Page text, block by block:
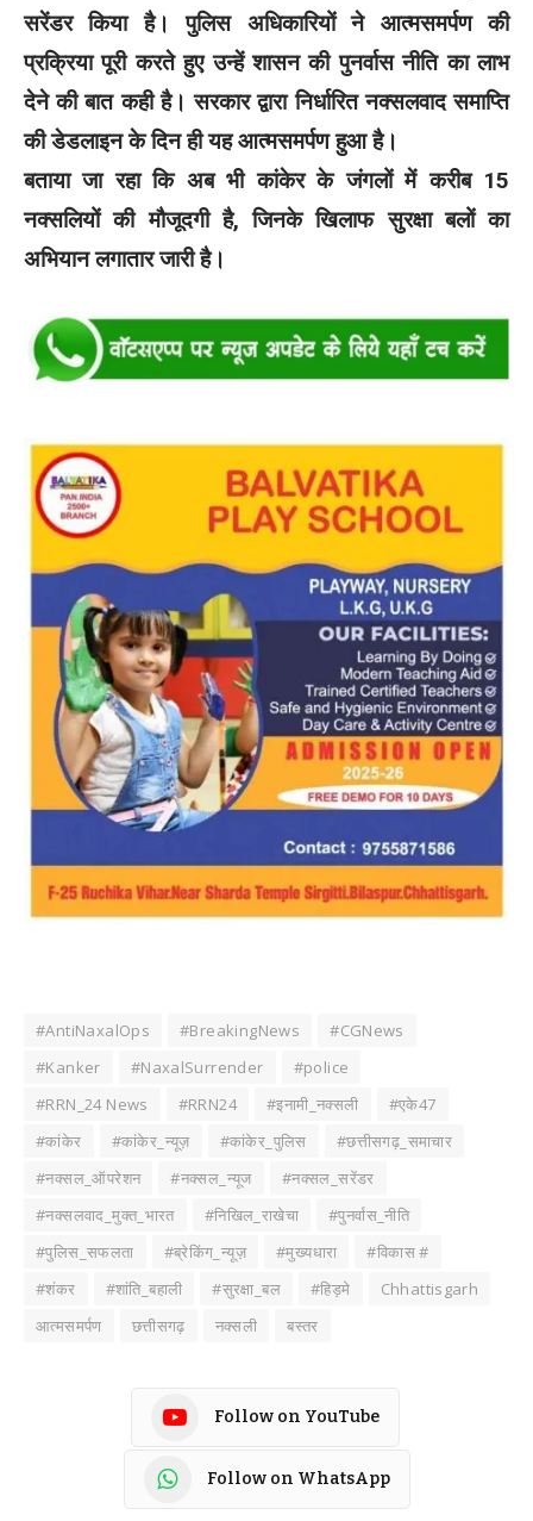
सरेंडर किया है। पुलिस अधिकारियों ने आत्मसमर्पण की
प्रक्रिया पूरी करते हुए उन्हें शासन की पुनर्वास नीति का लाभ
देने की बात कही है। सरकार द्वारा निर्धारित नक्सलवाद समाप्ति
की डेडलाइन के दिन ही यह आत्मसमर्पण हुआ है।
बताया जा रहा कि अब भी कांकेर के जंगलों में करीब 15
नक्सलियों की मौजूदगी है, जिनके खिलाफ सुरक्षा बलों का
अभियान लगातार जारी है।
#AntiNaxalOps #BreakingNews
#CGNews
#Kanker
#NaxalSurrender
#police
#RRN_24 News
#RRN24 #इनामी_नक्सली
#एके47
#कांकेर
#कांकेर_न्यूज़ #कांकेर_पुलिस
#छत्तीसगढ़_समाचार
#नक्सल_ऑपरेशन
#नक्सल_न्यूज
#नक्सल_सरेंडर
#नक्सलवाद_मुक्त_भारत
#निखिल_राखेचा
#पुनर्वास_नीति
#पुलिस_सफलता
#ब्रेकिंग_न्यूज़ #मुख्यधारा
#विकास #
#शंकर
#शांति_बहाली #सुरक्षा_बल #हिड़मे
Chhattisgarh
आत्मसमर्पण
छत्तीसगढ़ नक्सली बस्तर
Follow on YouTube
Follow on WhatsApp